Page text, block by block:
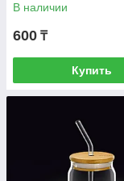
В наличии
600 ₸
Купить